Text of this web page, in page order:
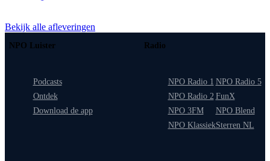
Bekijk alle afleveringen
NPO Luister
Podcasts
Ontdek
Download de app
Radio
NPO Radio 1
NPO Radio 2
NPO 3FM
NPO Klassiek
NPO Radio 5
FunX
NPO Blend
Sterren NL